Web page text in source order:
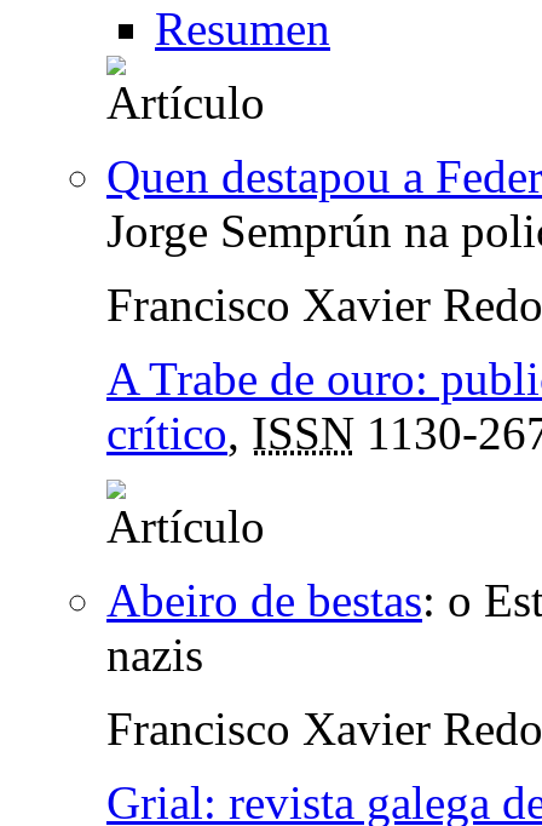
Resumen
Quen destapou a
Jorge Semprún na
Francisco Xavier
A Trabe de ouro:
crítico, ISSN 1130-
Abeiro de bestas: o
nazis
Francisco Xavier
Grial: revista galega